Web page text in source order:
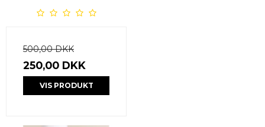
500,00 DKK
250,00 DKK
VIS PRODUKT